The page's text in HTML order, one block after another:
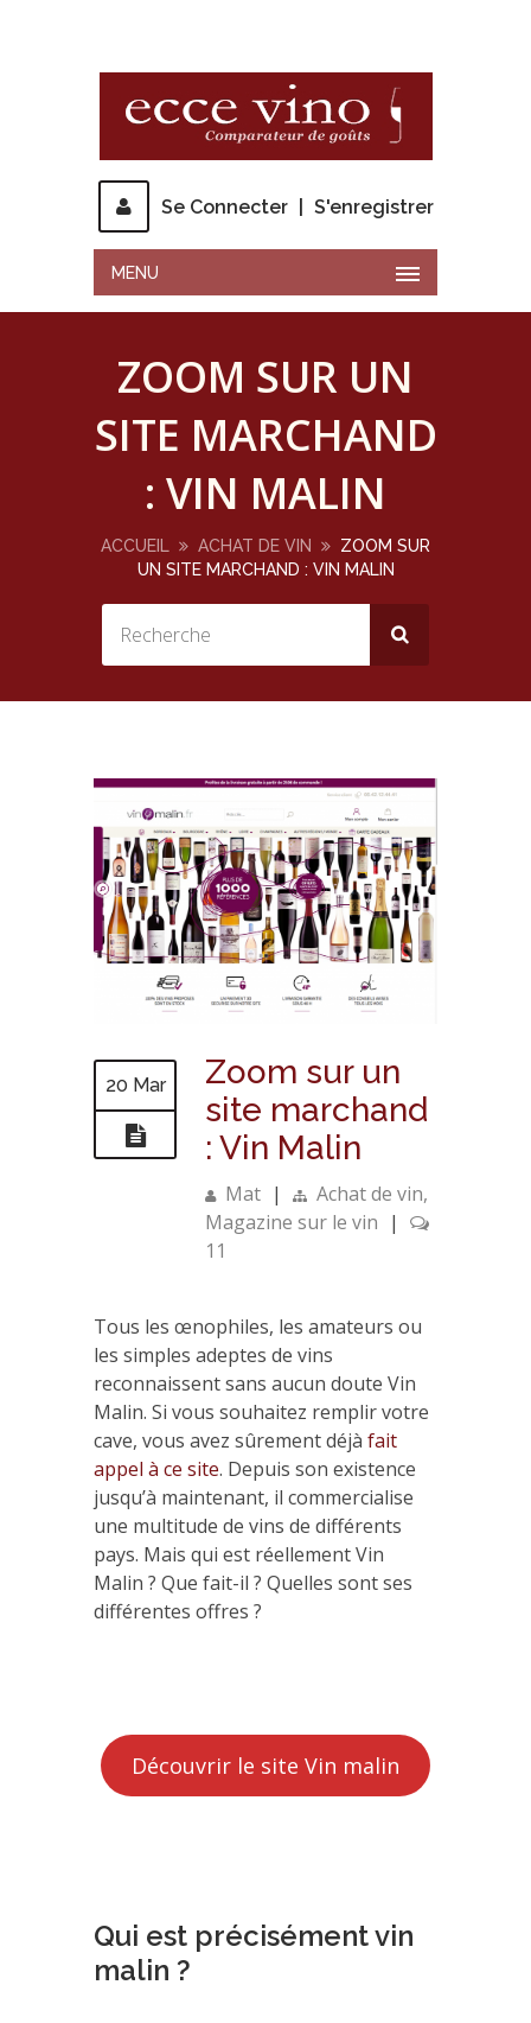
Se Connecter S'enregistrer
MENU
ZOOM SUR UN
SITE MARCHAND
: VIN MALIN
ACCUEIL ACHAT DE VIN
ZOOM SUR
UN SITE MARCHAND : VIN MALIN
20 Mar
Zoom sur un
site marchand
: Vin Malin
Mat | Achat de vin,
Magazine sur le vin |
11
Tous les œnophiles, les amateurs ou
les simples adeptes de vins
reconnaissent sans aucun doute Vin
Malin. Si vous souhaitez remplir votre
cave, vous avez sûrement déjà fait
appel à ce site. Depuis son existence
jusqu’à maintenant, il commercialise
une multitude de vins de différents
pays. Mais qui est réellement Vin
Malin ? Que fait-il ? Quelles sont ses
différentes offres ?
Découvrir le site Vin malin
Qui est précisément vin
malin ?